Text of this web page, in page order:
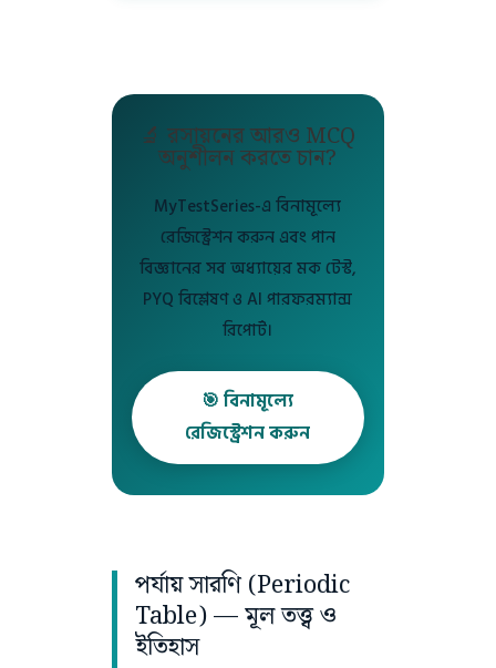
🔬 রসায়নের আরও MCQ
অনুশীলন করতে চান?
MyTestSeries-এ বিনামূল্যে
রেজিস্ট্রেশন করুন এবং পান
বিজ্ঞানের সব অধ্যায়ের মক টেস্ট,
PYQ বিশ্লেষণ ও AI পারফরম্যান্স
রিপোর্ট।
🎯 বিনামূল্যে
রেজিস্ট্রেশন করুন
পর্যায় সারণি (Periodic
Table) — মূল তত্ত্ব ও
ইতিহাস